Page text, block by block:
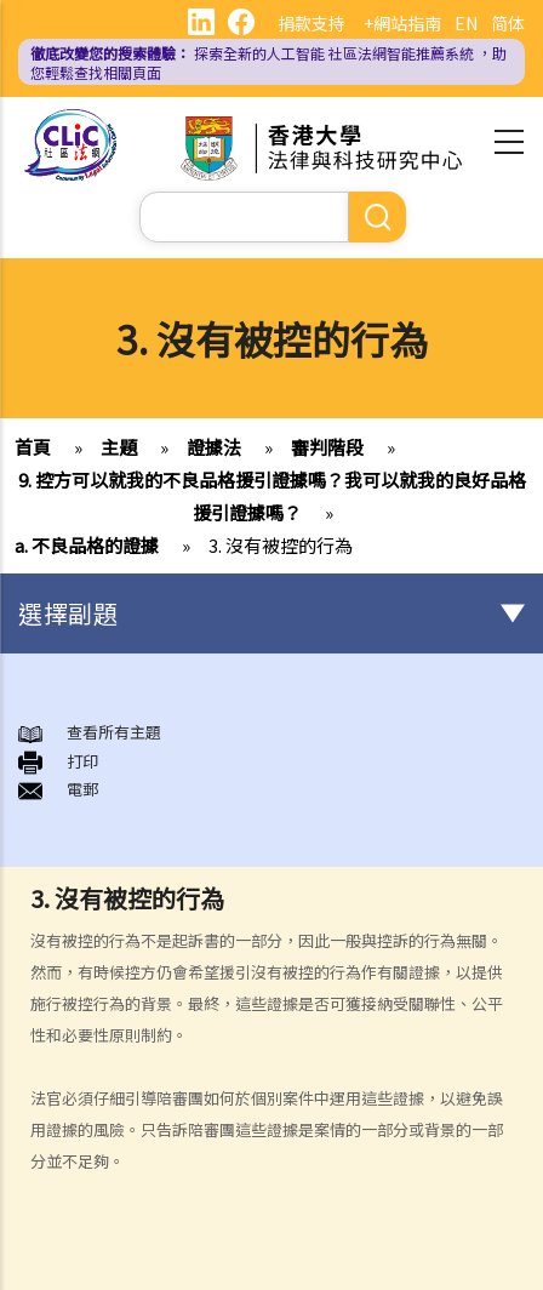
內
EN 简体
捐款支持 +網站指南
徹底改變您的搜索體驗： 探索全新的人工智能社區法網智能推薦系統 ，助
您輕鬆查找相關頁面
Search
3. 沒有被控的行為
首頁 » 主題 » 證據法 » 審判階段
»
9. 控方可以就我的不良品格援引證據嗎？我可以就我的良好品格
援引證據嗎？
»
a. 不良品格的證據
» 3. 沒有被控的行為
3. 沒有被控的行為
沒有被控的行為不是起訴書的一部分，因此一般與控訴的行為無關。
然而，有時候控方仍會希望援引沒有被控的行為作有關證據，以提供
施行被控行為的背景。最終，這些證據是否可獲接納受關聯性、公平
性和必要性原則制約。
法官必須仔細引導陪審團如何於個別案件中運用這些證據，以避免誤
用證據的風險。只告訴陪審團這些證據是案情的一部分或背景的一部
分並不足夠。
選擇副題
1. 在被逮捕時和警誡會面期間，我有甚麼權利可以保護自己？
2. 我是否必須回答警方的詢問？
3. 《查問疑犯及錄取口供的規則及指示》
a. 供認作為傳聞證據規則的例外情況
b. 供認的可接納性和證據價值
1. 自願性
2. 豁除證據的剩餘酌情權
c. 證據的可接納性程序
a. 違反基本權利所獲得的證據
b. 誘捕
c. 以「濫用司法程序」為由擱置法律程序
查看所有主題
打印
電郵